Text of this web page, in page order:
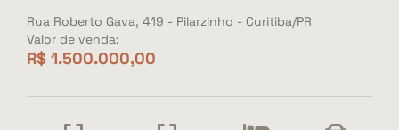
Rua Roberto Gava, 419 - Pilarzinho - Curitiba/PR
Valor de venda:
R$ 1.500.000,00